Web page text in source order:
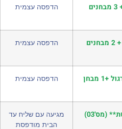
חוברת הכנה *מקיפה* למבחן מחוננים כיתה ב' שלב א': תרגול + 3 מבחנים
הדפסה עצמית
חוברת הכנה *מורחבת* למבחן מחוננים כיתה ב'_שלב א' | תרגול + 2 מבחנים
הדפסה עצמית
חוברת הכנה *בסיסית* למבחן מחוננים כיתה ב'_שלב א' כוללת תרגול +1 מבחן
הדפסה עצמית
(מס'03)
מגיעה עם שליח עד
הבית מודפסת